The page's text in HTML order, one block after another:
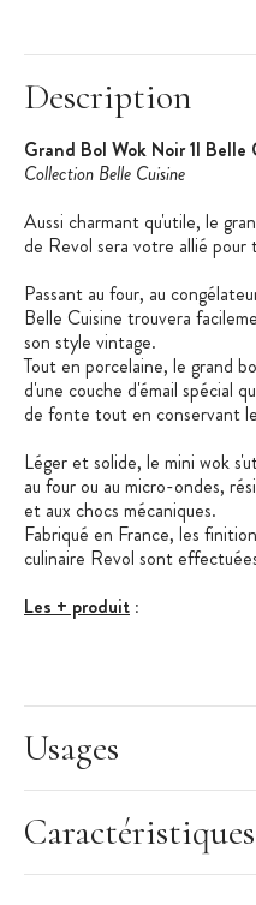
Description
Grand Bol Wok Noir 1l Belle
Collection Belle Cuisine
Aussi charmant qu'utile, le
de Revol sera votre allié
Passant au four, au
Belle Cuisine trouvera
son style vintage.
Tout en porcelaine, le grand
d'une couche d'émail spécial
de fonte tout en conservant
Léger et solide, le mini wok
au four ou au micro-ondes,
et aux chocs mécaniques.
Fabriqué en France, les
culinaire Revol sont
Les + produit :
Belle Cuisine
indispensables à avoir
culinaire Revol, les ustensiles
performants et résistants pour
Usages
Caractéristiques